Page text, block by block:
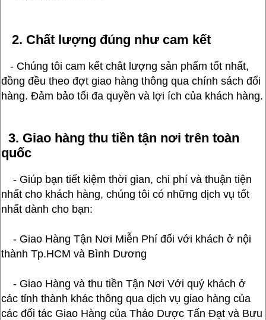
2. Chất lượng đúng như cam kết
- Chúng tôi cam kết chât lượng sản phẩm tốt nhất,
đồng đều theo đợt giao hàng thông qua chính sách đổi
hàng. Đảm bảo tối đa quyền và lợi ích của khách hàng.
3. Giao hàng thu tiền tận nơi trên toàn
quốc
- Giúp bạn tiết kiệm thời gian, chi phí và thuận tiện
nhất cho khách hàng, chúng tôi có những dịch vụ tốt
nhất dành cho bạn:
- Giao Hàng Tận Nơi Miễn Phí đối với khách ở nội
thành Tp.HCM và Bình Dương
- Giao Hàng và thu tiền Tận Nơi Với quý khách ở
các tỉnh thành khác thông qua dịch vụ giao hàng của
các đối tác Giao Hàng của Thảo Dược Tấn Đạt và Bưu